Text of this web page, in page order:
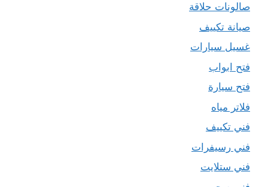
صالونات حلاقة
صيانة تكييف
غسيل سيارات
فتح ابواب
فتح سيارة
فلاتر مياه
فني تكييف
فني رسيفرات
فني ستلايت